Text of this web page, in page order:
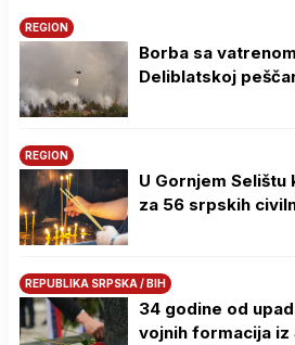
REGION
Borba sa
Deliblatskoj
REGION
U Gornjem
za 56 srpskih
REPUBLIKA SRPSKA / BIH
34 godine od
vojnih formacija iz